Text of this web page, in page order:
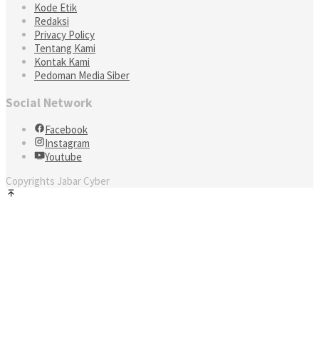
Kode Etik
Redaksi
Privacy Policy
Tentang Kami
Kontak Kami
Pedoman Media Siber
Social Network
Facebook
Instagram
Youtube
Copyrights Jabar Cyber